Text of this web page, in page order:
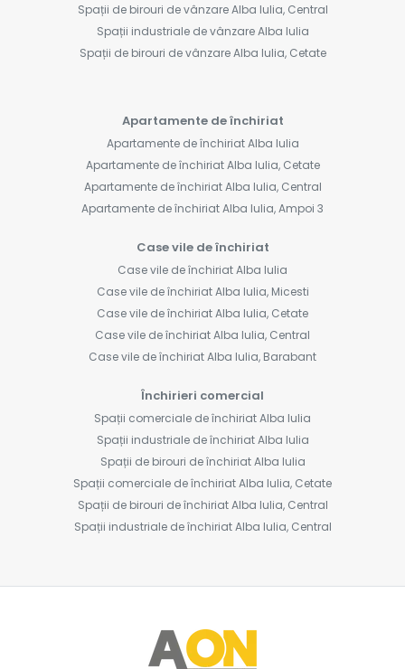
Spații de birouri de vânzare Alba Iulia, Central
Spații industriale de vânzare Alba Iulia
Spații de birouri de vânzare Alba Iulia, Cetate
Apartamente de închiriat
Apartamente de închiriat Alba Iulia
Apartamente de închiriat Alba Iulia, Cetate
Apartamente de închiriat Alba Iulia, Central
Apartamente de închiriat Alba Iulia, Ampoi 3
Case vile de închiriat
Case vile de închiriat Alba Iulia
Case vile de închiriat Alba Iulia, Micesti
Case vile de închiriat Alba Iulia, Cetate
Case vile de închiriat Alba Iulia, Central
Case vile de închiriat Alba Iulia, Barabant
Închirieri comercial
Spații comerciale de închiriat Alba Iulia
Spații industriale de închiriat Alba Iulia
Spații de birouri de închiriat Alba Iulia
Spații comerciale de închiriat Alba Iulia, Cetate
Spații de birouri de închiriat Alba Iulia, Central
Spații industriale de închiriat Alba Iulia, Central